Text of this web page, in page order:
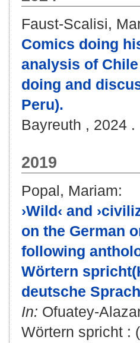
Faust-Scalisi,
Comics doing
analysis of
doing and
Peru).
Bayreuth , 2024 .
2019
Popal, Mariam:
›Wild‹ and
on the German
following
Wörtern
deutsche
In: Ofuatey-
Wörtern spricht :